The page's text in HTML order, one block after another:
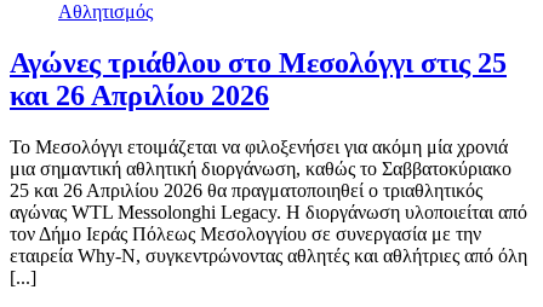
Αθλητισμός
Αγώνες τριάθλου στο Μεσολόγγι στις 25
και 26 Απριλίου 2026
Το Μεσολόγγι ετοιμάζεται να φιλοξενήσει για ακόμη μία χρονιά
μια σημαντική αθλητική διοργάνωση, καθώς το Σαββατοκύριακο
25 και 26 Απριλίου 2026 θα πραγματοποιηθεί ο τριαθλητικός
αγώνας WTL Messolonghi Legacy. Η διοργάνωση υλοποιείται από
τον Δήμο Ιεράς Πόλεως Μεσολογγίου σε συνεργασία με την
εταιρεία Why-N, συγκεντρώνοντας αθλητές και αθλήτριες από όλη
[...]